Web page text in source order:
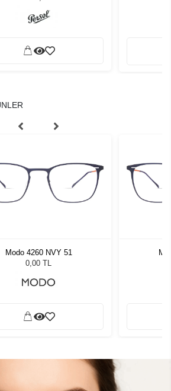
Modo 4260 NVY 51
0,00 TL